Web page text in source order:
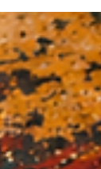
Her yazarın bir
yazarın
sonbaharın uzun
kimi ilkbaharın
ortasında,
Temmuz
biyografik bir
görünmeyen
amaçlayan bir